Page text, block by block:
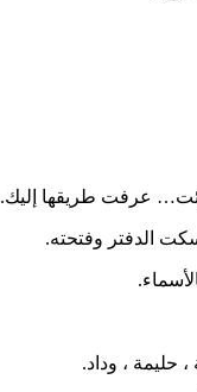
عرفت طريقها إليك.
الدفتر وفتحته.
حليمة ، وداد.